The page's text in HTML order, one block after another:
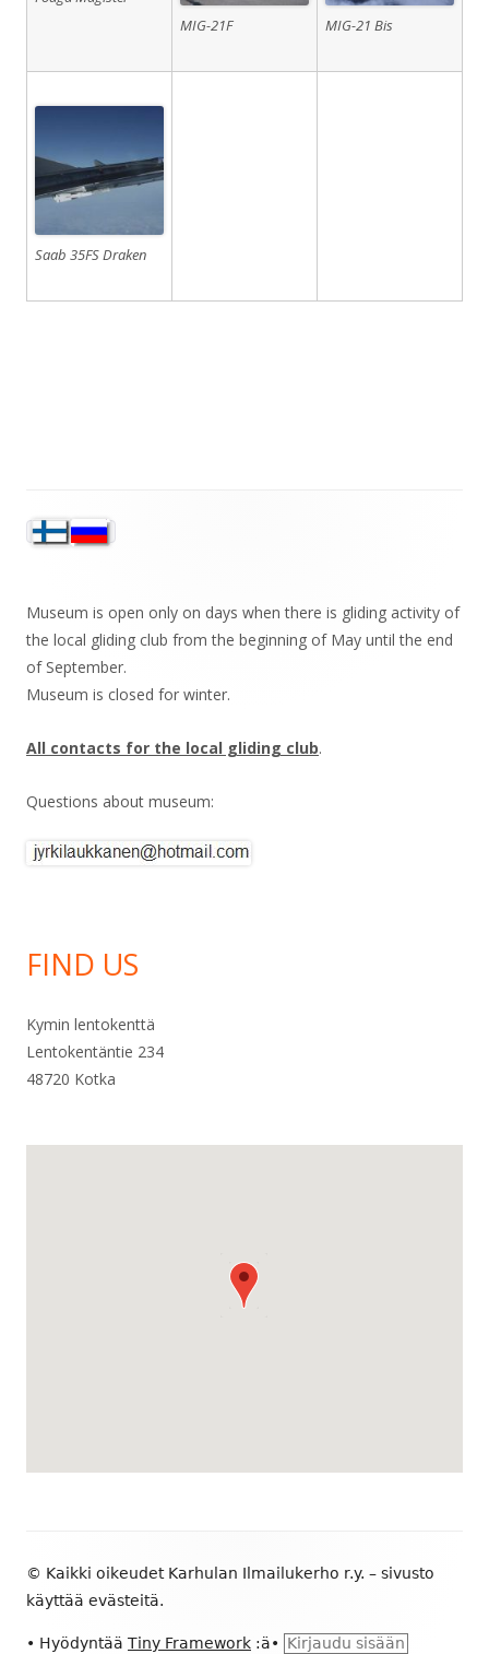
MIG-21F
MIG-21 Bis
Saab 35FS Draken
Sivupalkki
Museum is open only on days when there is gliding activity of
the local gliding club from the beginning of May until the end
of September.
Museum is closed for winter.
All contacts for the local gliding club.
Questions about museum:
FIND US
Kymin lentokenttä
Lentokentäntie 234
48720 Kotka
sisältö
© Kaikki oikeudet Karhulan Ilmailukerho r.y. – sivusto
käyttää evästeitä.
• Hyödyntää Tiny Framework :ä• Kirjaudu sisään